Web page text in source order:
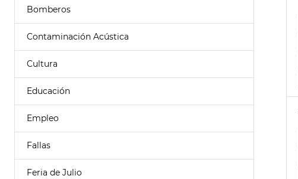
Bomberos
Contaminación Acústica
Cultura
Educación
Empleo
Fallas
Feria de Julio